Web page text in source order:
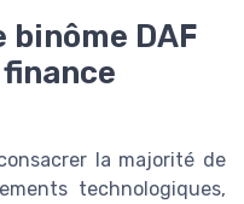
DAF
la majorité de
technologiques,